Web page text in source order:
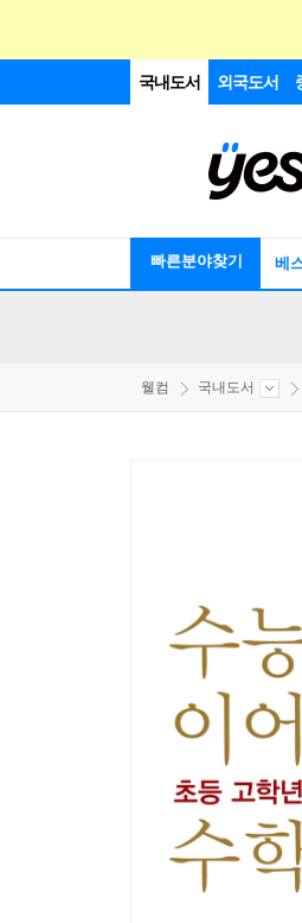
국내도서 외국도서
빠른분야찾기 베
웰컴 국내도서